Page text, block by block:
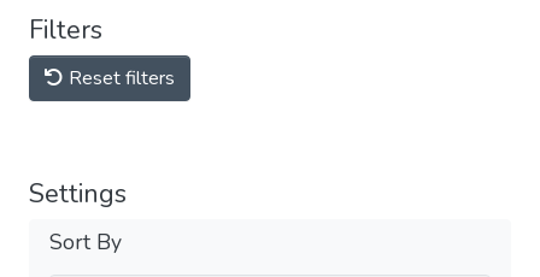
Filters
Reset filters
Settings
Sort By